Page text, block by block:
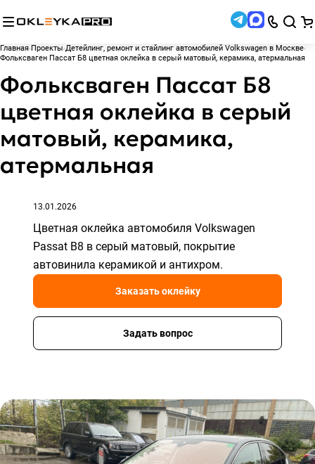
Главная Проекты Детейлинг, ремонт и стайлинг автомобилей Volkswagen в Москве
Фольксваген Пассат Б8 цветная оклейка в серый матовый, керамика, атермальная
Фольксваген Пассат Б8
цветная оклейка в серый
матовый, керамика,
атермальная
13.01.2026
Цветная оклейка автомобиля Volkswagen
Passat B8 в серый матовый, покрытие
автовинила керамикой и антихром.
Заказать оклейку
Задать вопрос